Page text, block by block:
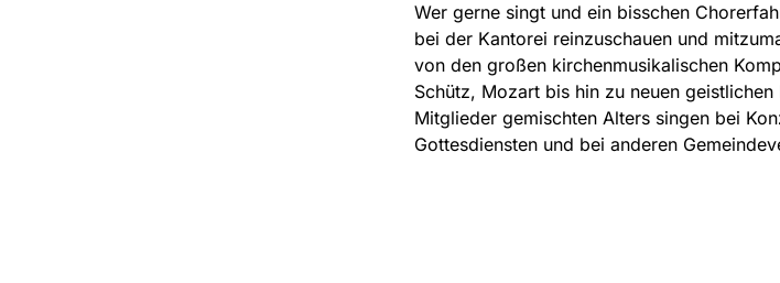
Wer gerne singt und ein bisschen
bei der Kantorei reinzuschauen und
von den großen kirchenmusikalischen
Schütz, Mozart bis hin zu neuen
Mitglieder gemischten Alters singen bei
Gottesdiensten und bei anderen